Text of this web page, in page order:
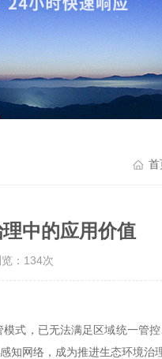
首
中的应用价值
：134次
，已无法满足区域统一管
网络，成为推进生态环境治